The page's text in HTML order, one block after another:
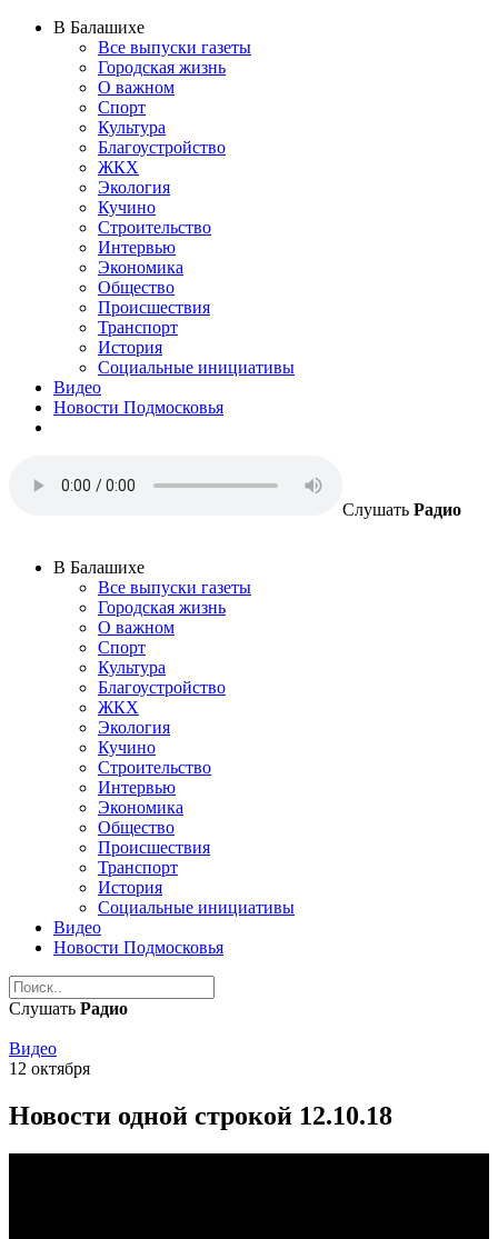
В Балашихе
Все выпуски газеты
Городская жизнь
О важном
Спорт
Культура
Благоустройство
ЖКХ
Экология
Кучино
Строительство
Интервью
Экономика
Общество
Происшествия
Транспорт
История
Социальные инициативы
Видео
Новости Подмосковья
Слушать Радио
В Балашихе
Все выпуски газеты
Городская жизнь
О важном
Спорт
Культура
Благоустройство
ЖКХ
Экология
Кучино
Строительство
Интервью
Экономика
Общество
Происшествия
Транспорт
История
Социальные инициативы
Видео
Новости Подмосковья
Слушать Радио
Видео
12 октября
Новости одной строкой 12.10.18